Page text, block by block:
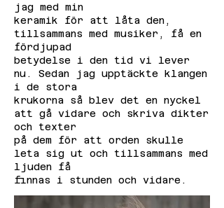
jag med min
keramik för att låta den,
tillsammans med musiker, få en
fördjupad
betydelse i den tid vi lever
nu. Sedan jag upptäckte klangen
i de stora
krukorna så blev det en nyckel
att gå vidare och skriva dikter
och texter
på dem för att orden skulle
leta sig ut och tillsammans med
ljuden få
finnas i stunden och vidare.